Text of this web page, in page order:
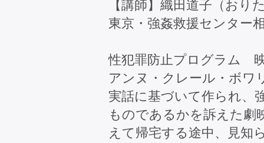
【講師】織田道子（お
東京・強姦救援センター
性犯罪防止プログラム
アンヌ・クレール・ボワ
実話に基づいて作られ、
ものであるかを訴えた劇
えて帰宅する途中、見知